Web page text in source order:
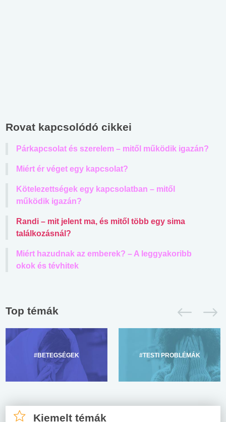
Rovat kapcsolódó cikkei
Párkapcsolat és szerelem – mitől működik igazán?
Miért ér véget egy kapcsolat?
Kötelezettségek egy kapcsolatban – mitől
működik igazán?
Randi – mit jelent ma, és mitől több egy sima
találkozásnál?
Miért hazudnak az emberek? – A leggyakoribb
okok és tévhitek
Top témák
#BETEGSÉGEK #TESTI PROBLÉMÁK
Kiemelt témák